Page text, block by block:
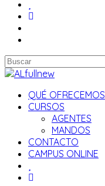
QUÉ OFRECEMOS
CURSOS
AGENTES
MANDOS
CONTACTO
CAMPUS ONLINE